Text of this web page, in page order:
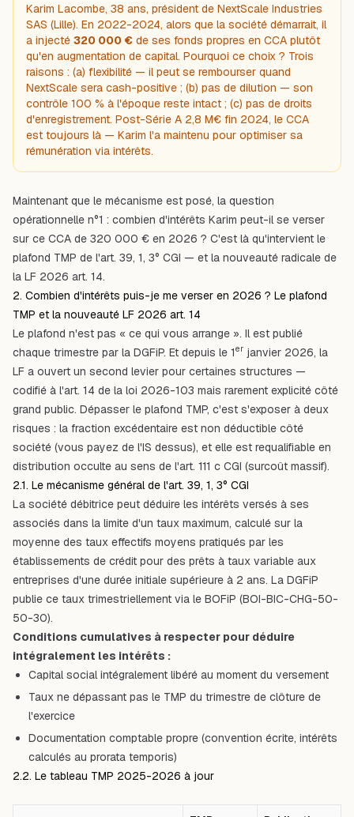
Karim Lacombe, 38 ans, président de NextScale Industries
SAS (Lille). En 2022-2024, alors que la société démarrait, il
a injecté 320 000 € de ses fonds propres en CCA plutôt
qu'en augmentation de capital. Pourquoi ce choix ? Trois
raisons : (a) flexibilité — il peut se rembourser quand
NextScale sera cash-positive ; (b) pas de dilution — son
contrôle 100 % à l'époque reste intact ; (c) pas de droits
d'enregistrement. Post-Série A 2,8 M€ fin 2024, le CCA
est toujours là — Karim l'a maintenu pour optimiser sa
rémunération via intérêts.
Maintenant que le mécanisme est posé, la question
opérationnelle n°1 : combien d'intérêts Karim peut-il se verser
sur ce CCA de 320 000 € en 2026 ? C'est là qu'intervient le
plafond TMP de l'art. 39, 1, 3° CGI — et la nouveauté radicale de
la LF 2026 art. 14.
2. Combien d'intérêts puis-je me verser en 2026 ? Le plafond
TMP et la nouveauté LF 2026 art. 14
Le plafond n'est pas « ce qui vous arrange ». Il est publié
chaque trimestre par la DGFiP. Et depuis le 1er janvier 2026, la
LF a ouvert un second levier pour certaines structures —
codifié à l'art. 14 de la loi 2026-103 mais rarement explicité côté
grand public. Dépasser le plafond TMP, c'est s'exposer à deux
risques : la fraction excédentaire est non déductible côté
société (vous payez de l'IS dessus), et elle est requalifiable en
distribution occulte au sens de l'art. 111 c CGI (surcoût massif).
2.1. Le mécanisme général de l'art. 39, 1, 3° CGI
La société débitrice peut déduire les intérêts versés à ses
associés dans la limite d'un taux maximum, calculé sur la
moyenne des taux effectifs moyens pratiqués par les
établissements de crédit pour des prêts à taux variable aux
entreprises d'une durée initiale supérieure à 2 ans. La DGFiP
publie ce taux trimestriellement via le BOFiP (BOI-BIC-CHG-50-
50-30).
Conditions cumulatives à respecter pour déduire
intégralement les intérêts :
Capital social intégralement libéré au moment du versement
Taux ne dépassant pas le TMP du trimestre de clôture de
l'exercice
Documentation comptable propre (convention écrite, intérêts
calculés au prorata temporis)
2.2. Le tableau TMP 2025-2026 à jour